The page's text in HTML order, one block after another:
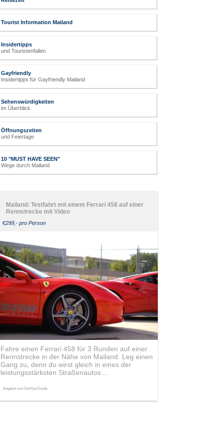
Tourist Information Mailand
Insidertipps
und Touristenfallen
Gayfriendly
Insidertipps für Gayfriendly Mailand
Sehenswürdigkeiten
im Überblick
Öffnungszeiten
und Feiertage
10 "MUST HAVE SEEN"
Wege durch Mailand
Mailand: Testfahrt mit einem Ferrari 458 auf einer
Rennstrecke mit Video
€299,- pro Person
Fahre einen Ferrari 458 für 3 Runden auf einer
Rennstrecke in der Nähe von Mailand. Leg einen
Gang zu, denn du wirst gleich in eines der
leistungsstärksten Straßenautos ...
Angebot von GetYourGuide